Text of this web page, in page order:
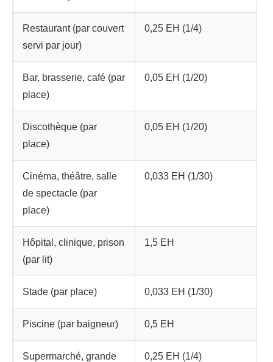
Restaurant (par couvert
servi par jour)
0,25 EH (1/4)
Bar, brasserie, café (par
place)
0,05 EH (1/20)
Discothèque (par
place)
0,05 EH (1/20)
Cinéma, théâtre, salle
de spectacle (par
place)
0,033 EH (1/30)
Hôpital, clinique, prison
(par lit)
1,5 EH
Stade (par place) 0,033 EH (1/30)
Piscine (par baigneur) 0,5 EH
Supermarché, grande
0,25 EH (1/4)